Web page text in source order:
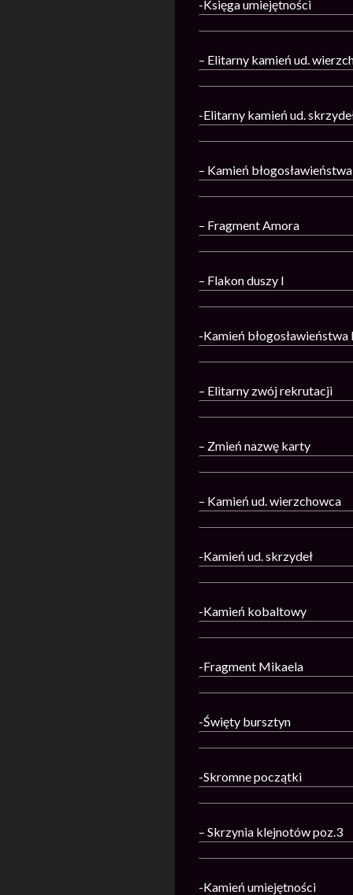
-Księga umiejętności
– Elitarny kamień ud.
-Elitarny kamień ud.
– Kamień
– Fragment Amora
– Flakon duszy I
-Kamień błogosławieństwa
– Elitarny zwój rekrutacji
– Zmień nazwę karty
– Kamień ud. wierzchowca
-Kamień ud. skrzydeł
-Kamień kobaltowy
-Fragment Mikaela
-Święty bursztyn
-Skromne początki
– Skrzynia klejnotów poz.3
-Kamień umiejętności